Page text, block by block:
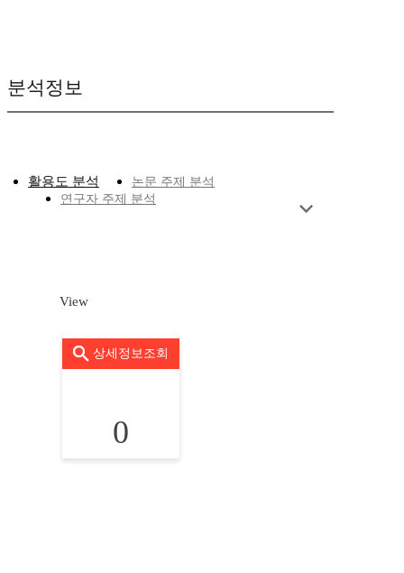
분석정보
활용도 분석
논문 주제 분석
연구자 주제 분석
View
상세정보조회
0